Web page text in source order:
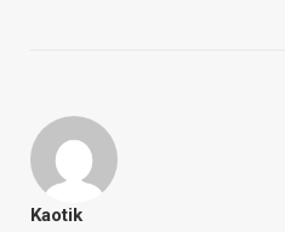
Kaotik